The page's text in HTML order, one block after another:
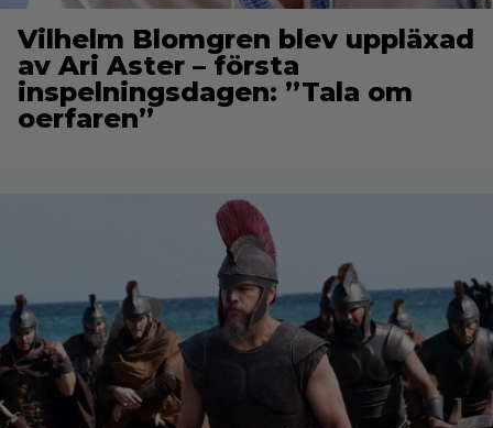
Vilhelm Blomgren blev uppläxad
av Ari Aster – första
inspelningsdagen: ”Tala om
oerfaren”